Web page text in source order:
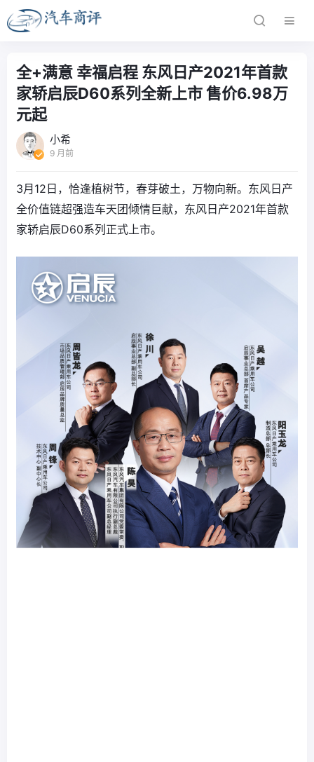
全+满意 幸福启程 东风日产2021年首款
家轿启辰D60系列全新上市 售价6.98万
元起
小希
9 月前
3月12日，恰逢植树节，春芽破土，万物向新。东风日产
全价值链超强造车天团倾情巨献，东风日产2021年首款
家轿启辰D60系列正式上市。